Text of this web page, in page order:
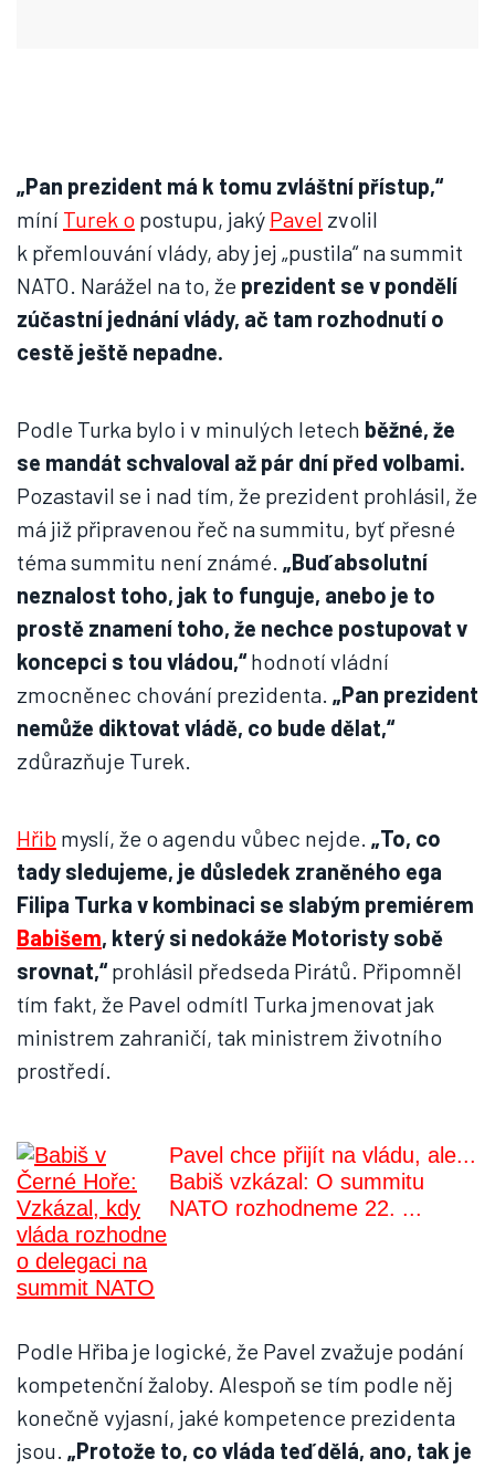
„Pan prezident má k tomu zvláštní přístup,“
míní Turek o postupu, jaký Pavel zvolil
k přemlouvání vlády, aby jej „pustila“ na summit
NATO. Narážel na to, že prezident se v pondělí
zúčastní jednání vlády, ač tam rozhodnutí o
cestě ještě nepadne.
Podle Turka bylo i v minulých letech běžné, že
se mandát schvaloval až pár dní před volbami.
Pozastavil se i nad tím, že prezident prohlásil, že
má již připravenou řeč na summitu, byť přesné
téma summitu není známé. „Buď absolutní
neznalost toho, jak to funguje, anebo je to
prostě znamení toho, že nechce postupovat v
koncepci s tou vládou,“hodnotí vládní
zmocněnec chování prezidenta. „Pan prezident
nemůže diktovat vládě, co bude dělat,“
zdůrazňuje Turek.
Hřib myslí, že o agendu vůbec nejde. „To, co
tady sledujeme, je důsledek zraněného ega
Filipa Turka v kombinaci se slabým premiérem
Babišem, který si nedokáže Motoristy sobě
srovnat,“prohlásil předseda Pirátů. Připomněl
tím fakt, že Pavel odmítl Turka jmenovat jak
ministrem zahraničí, tak ministrem životního
prostředí.
Pavel chce přijít na vládu, ale...
Babiš vzkázal: O summitu
NATO rozhodneme 22. ...
Podle Hřiba je logické, že Pavel zvažuje podání
kompetenční žaloby. Alespoň se tím podle něj
konečně vyjasní, jaké kompetence prezidenta
jsou. „Protože to, co vláda teď dělá, ano, tak je